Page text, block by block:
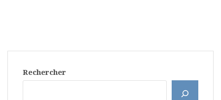
Rechercher